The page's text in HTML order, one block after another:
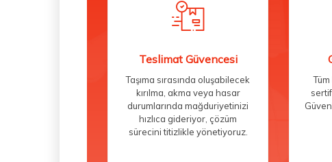
Teslimat Güvencesi
Taşıma sırasında oluşabilecek
kırılma, akma veya hasar
durumlarında mağduriyetinizi
hızlıca gideriyor, çözüm
sürecini titizlikle yönetiyoruz.